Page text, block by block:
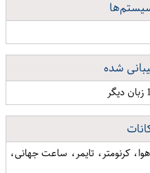
شده
کرنومتر، تایمر، ساعت جهانی،